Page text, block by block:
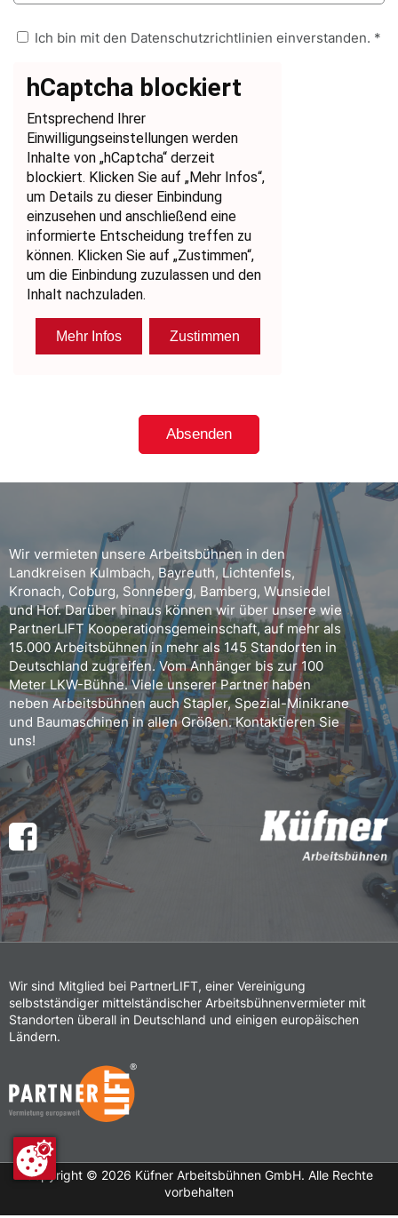
Ich bin mit den Datenschutzrichtlinien einverstanden. *
Wir vermieten unsere Arbeitsbühnen in den
Landkreisen Kulmbach, Bayreuth, Lichtenfels,
Kronach, Coburg, Sonneberg, Bamberg, Wunsiedel
und Hof. Darüber hinaus können wir über unsere wie
PartnerLIFT Kooperationsgemeinschaft, auf mehr als
15.000 Arbeitsbühnen in mehr als 145 Standorten in
Deutschland zugreifen. Vom Anhänger bis zur 100
Meter LKW-Bühne. Viele unserer Partner haben
neben Arbeitsbühnen auch Stapler, Spezial-Minikrane
und Baumaschinen in allen Größen. Kontaktieren Sie
uns!
Wir sind Mitglied bei PartnerLIFT, einer Vereinigung
selbstständiger mittelständischer Arbeitsbühnenvermieter mit
Standorten überall in Deutschland und einigen europäischen
Ländern.
Copyright © 2026 Küfner Arbeitsbühnen GmbH. Alle Rechte
vorbehalten